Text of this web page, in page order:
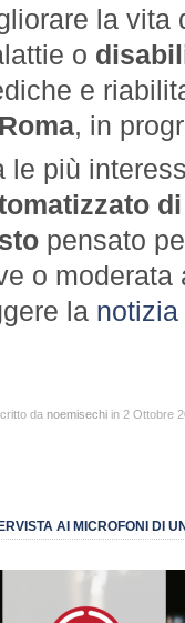
la vita
o
e
, in
le più
pensato
o
la
da noemisechi in 2 Ottobre
AI MICROFONI DI